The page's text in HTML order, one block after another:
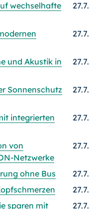
wechselhafte
27.7.
27.7.
und Akustik in
27.7.
Sonnenschutz
27.7.
integrierten
27.7.
von
Netzwerke
27.7.
ohne Bus
27.7.
27.7.
sparen mit
27.7.